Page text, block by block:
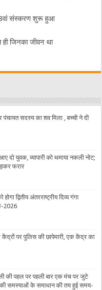
संस्करण शुरू हुआ
जिनका जीवन था
पंचायत सदस्य का शव मिला , बच्ची ने दी
दो युवक, व्यापारी को थमाया नकली नोट;
फरार
द्वितीय अंतरराष्ट्रीय दिव्य गंगा
2026
पर पुलिस की छापेमारी, एक केंद्र का
की पहल पर पहली बार एक मंच पर जुटे
की समस्याओं के समाधान की तय हुई समय-